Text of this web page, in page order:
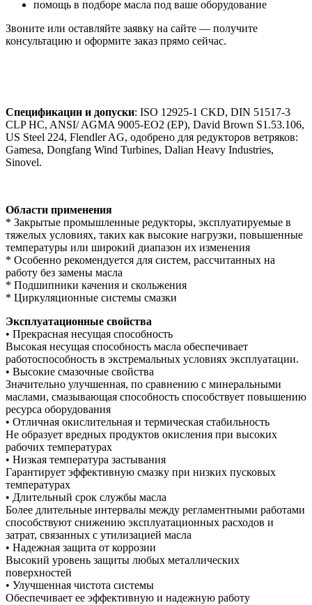
помощь в подборе масла под ваше оборудование
Звоните или оставляйте заявку на сайте — получите
консультацию и оформите заказ прямо сейчас.
Спецификации и допуски: ISO 12925-1 CKD, DIN 51517-3
CLP HC, ANSI/ AGMA 9005-EO2 (EP), David Brown S1.53.106,
US Steel 224, Flendler AG, одобрено для редукторов ветряков:
Gamesa, Dongfang Wind Turbines, Dalian Heavy Industries,
Sinovel.
Области применения
* Закрытые промышленные редукторы, эксплуатируемые в
тяжелых условиях, таких как высокие нагрузки, повышенные
температуры или широкий диапазон их изменения
* Особенно рекомендуется для систем, рассчитанных на
работу без замены масла
* Подшипники качения и скольжения
* Циркуляционные системы смазки
Эксплуатационные свойства
• Прекрасная несущая способность
Высокая несущая способность масла обеспечивает
работоспособность в экстремальных условиях эксплуатации.
• Высокие смазочные свойства
Значительно улучшенная, по сравнению с минеральными
маслами, смазывающая способность способствует повышению
ресурса оборудования
• Отличная окислительная и термическая стабильность
Не образует вредных продуктов окисления при высоких
рабочих температурах
• Низкая температура застывания
Гарантирует эффективную смазку при низких пусковых
температурах
• Длительный срок службы масла
Более длительные интервалы между регламентными работами
способствуют снижению эксплуатационных расходов и
затрат, связанных с утилизацией масла
• Надежная защита от коррозии
Высокий уровень защиты любых металлических
поверхностей
• Улучшенная чистота системы
Обеспечивает ее эффективную и надежную работу